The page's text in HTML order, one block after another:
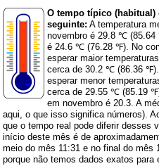
O tempo típico
seguinte: A temperatura
novembro é 29.8 ℃ (85.64
é 24.6 ℃ (76.28 ℉). No
esperar maior
cerca de 30.2 ℃ (86.36
esperar menor
cerca de 29.55 ℃ (85.19
em novembro é 20.3. A
aqui, o que isso significa números).
que o tempo real pode diferir desses
início deste mês é de
meio do mês 11:31 e no final do mês
porque não temos dados exatos para